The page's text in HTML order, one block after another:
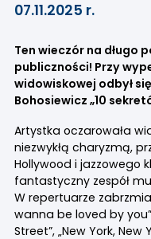
07.11.2025 r.
Ten wieczór na długo
publiczności! Przy
widowiskowej odbył
Bohosiewicz „10
Artystka oczarowała
niezwykłą charyzmą,
Hollywood i jazzowego
fantastyczny zespół
W repertuarze
wanna be loved by
Street”, „New York, New